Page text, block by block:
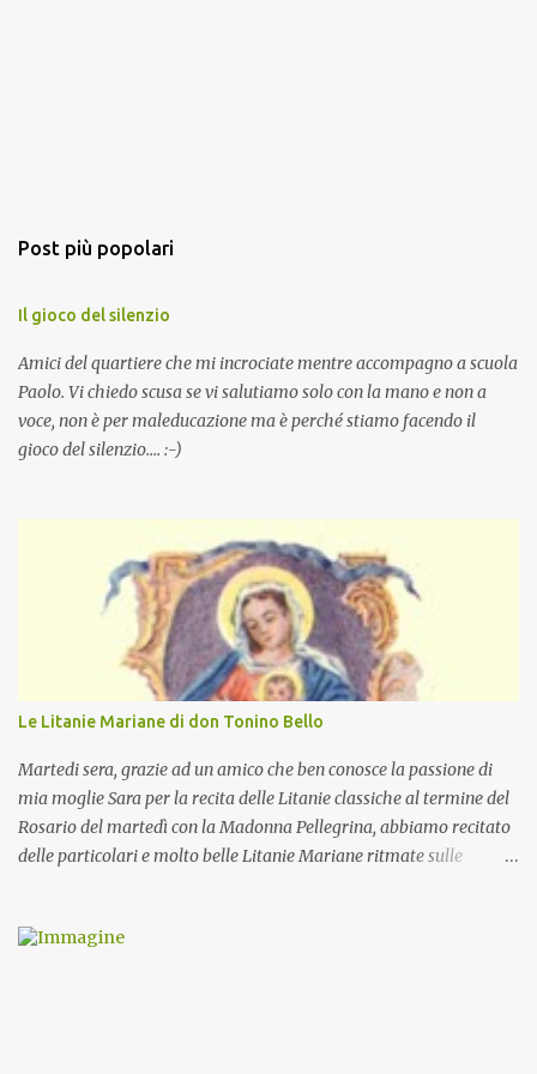
Post più popolari
Il gioco del silenzio
Amici del quartiere che mi incrociate mentre accompagno a scuola
Paolo. Vi chiedo scusa se vi salutiamo solo con la mano e non a
voce, non è per maleducazione ma è perché stiamo facendo il
gioco del silenzio.... :-)
Le Litanie Mariane di don Tonino Bello
Martedi sera, grazie ad un amico che ben conosce la passione di
mia moglie Sara per la recita delle Litanie classiche al termine del
Rosario del martedì con la Madonna Pellegrina, abbiamo recitato
delle particolari e molto belle Litanie Mariane ritmate sulle
preghiera.